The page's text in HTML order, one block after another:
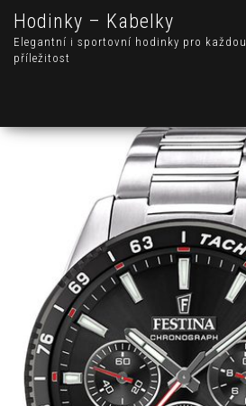
Hodinky – Kabelky
Elegantní i sportovní hodinky pro každou
příležitost